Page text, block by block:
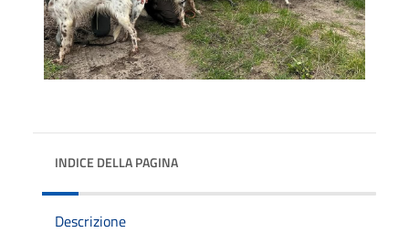
INDICE DELLA PAGINA
Descrizione